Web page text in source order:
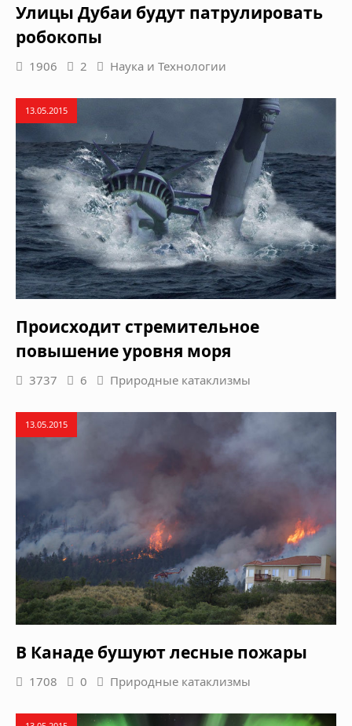
Улицы Дубаи будут патрулировать
робокопы
1906 2 Наука и Технологии
13.05.2015
Происходит стремительное
повышение уровня моря
3737 6 Природные катаклизмы
13.05.2015
В Канаде бушуют лесные пожары
1708 0 Природные катаклизмы